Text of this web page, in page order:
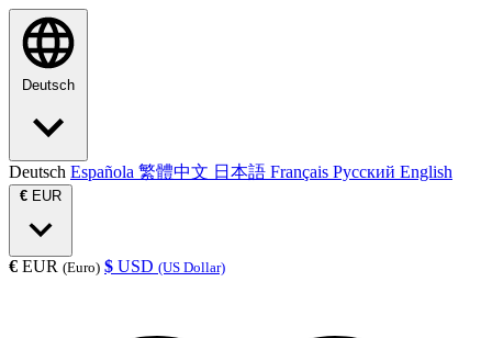
Deutsch
Deutsch Española 繁體中文 日本語 Français Русский English
€ EUR
€ EUR (Euro) $ USD (US Dollar)